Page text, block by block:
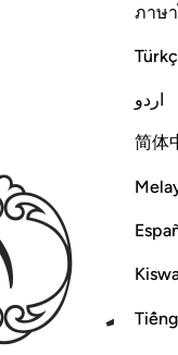
ภาษ
اردو
简体